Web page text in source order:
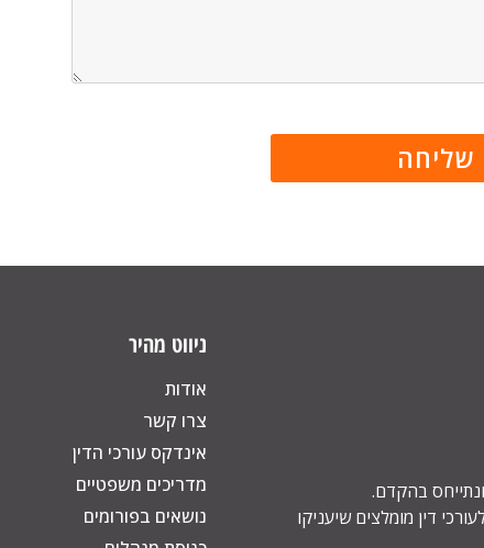
בהקדם.
דין מומלצים שיעניקו
ניווט מהיר
אודות
צרו קשר
אינדקס עורכי הדין
מדריכים משפטיים
נושאים בפורומים